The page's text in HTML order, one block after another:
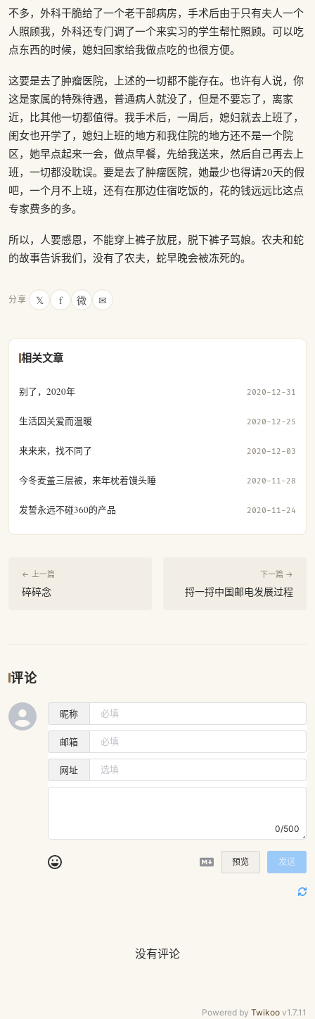
不多，外科干脆给了一个老干部病房，手术后由于只有夫人一个
人照顾我，外科还专门调了一个来实习的学生帮忙照顾。可以吃
点东西的时候，媳妇回家给我做点吃的也很方便。
这要是去了肿瘤医院，上述的一切都不能存在。也许有人说，你
这是家属的特殊待遇，普通病人就没了，但是不要忘了，离家
近，比其他一切都值得。我手术后，一周后，媳妇就去上班了，
闺女也开学了，媳妇上班的地方和我住院的地方还不是一个院
区，她早点起来一会，做点早餐，先给我送来，然后自己再去上
班，一切都没耽误。要是去了肿瘤医院，她最少也得请20天的假
吧，一个月不上班，还有在那边住宿吃饭的，花的钱远远比这点
专家费多的多。
所以，人要感恩，不能穿上裤子放屁，脱下裤子骂娘。农夫和蛇
的故事告诉我们，没有了农夫，蛇早晚会被冻死的。
分享 𝕏 f 微 ✉
相关文章
别了，2020年 2020-12-31
生活因关爱而温暖 2020-12-25
来来来，找不同了 2020-12-03
今冬麦盖三层被，来年枕着馒头睡 2020-11-28
发誓永远不碰360的产品 2020-11-24
← 上一篇
碎碎念
下一篇 →
捋一捋中国邮电发展过程
评论
昵称
邮箱
网址
0/500
预览 发送
没有评论
Powered by Twikoo v1.7.11